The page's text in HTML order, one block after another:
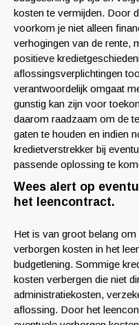
kosten te vermijden. Door
voorkom je niet alleen
verhogingen van de rente,
positieve
aflossingsverplichtingen
verantwoordelijk omgaat
gunstig kan zijn voor
daarom raadzaam om de
gaten te houden en indien
kredietverstrekker bij
passende oplossing te
Wees alert op
het leencontract.
Het is van groot belang
verborgen kosten in het
budgetlening. Sommige
kosten verbergen die niet
administratiekosten,
aflossing. Door het